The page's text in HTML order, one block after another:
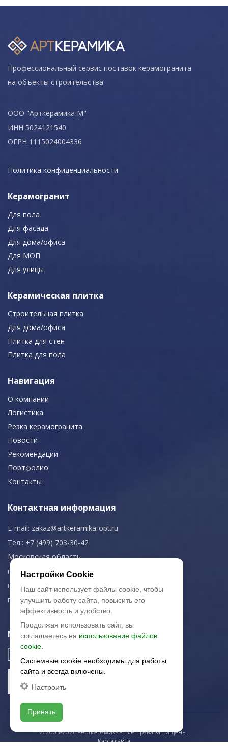
Профессиональный сервис поставок керамогранита
на объекты строительства
ООО "Арткерамика М"
ИНН 5024121540
ОГРН 1115024004336
Политика конфиденциальности
Керамогранит
Для пола
Для фасада
Для дома/офиса
Для МОП
Для улицы
Керамическая плитка
Строительная плитка
Для дома/офиса
Плитка для стен
Плитка для пола
Навигация
О компании
Логистика
Резка керамогранита
Новости
Рекомендации
Портфолио
Контакты
Контактная информация
E-mail: zakaz@artkeramika-opt.ru
Тел.: +7 (499) 703-30-42
Московская область,
г. Красногорск
пн-чт: 09.00-18.00
пт: 09.00-17.00
Мы в соц. сетях
© 2003-2026 «Арткерамика». Все права защищены.
Карта сайта
Настройки Cookie
Наш сайт использует файлы cookie, чтобы
улучшить работу сайта, повысить его
эффективность и удобство.
Продолжая использовать сайт, вы
соглашаетесь на использование файлов
cookie.
Системные cookie необходимы для работы
сайта и всегда включены.
Настроить
Принять